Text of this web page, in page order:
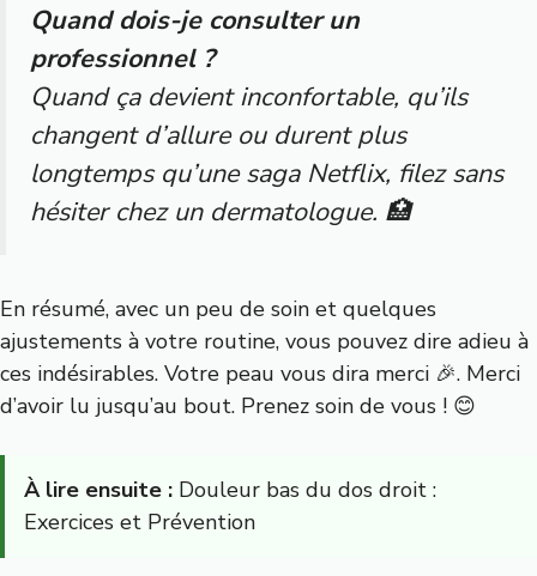
Quand dois-je consulter un
professionnel ?
Quand ça devient inconfortable, qu’ils
changent d’allure ou durent plus
longtemps qu’une saga Netflix, filez sans
hésiter chez un dermatologue. 🏥
En résumé, avec un peu de soin et quelques
ajustements à votre routine, vous pouvez dire adieu à
ces indésirables. Votre peau vous dira merci 🎉. Merci
d’avoir lu jusqu’au bout. Prenez soin de vous ! 😊
À lire ensuite : Douleur bas du dos droit :
Exercices et Prévention